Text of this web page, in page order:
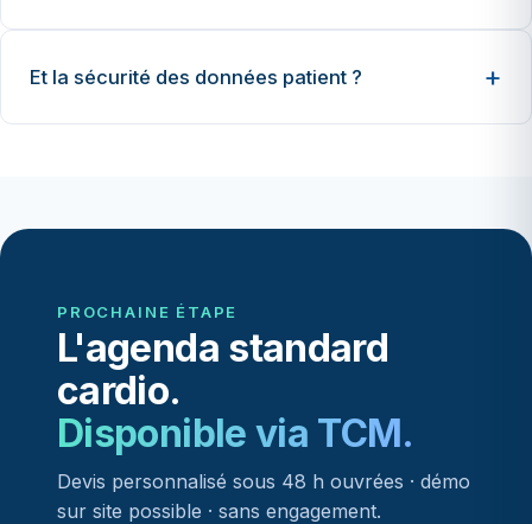
Et la sécurité des données patient ?
PROCHAINE ÉTAPE
L'agenda standard
cardio.
Disponible via TCM.
Devis personnalisé sous 48 h ouvrées · démo
sur site possible · sans engagement.